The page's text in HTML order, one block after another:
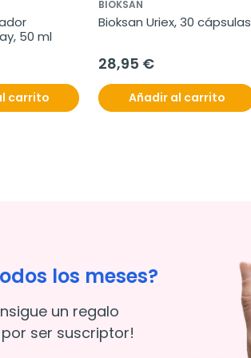
50 ml
carrito
BIOKSAN
Bioksan Uriex, 30 cápsulas
28,95 €
Añadir al carrito
los meses?
un regalo
ser suscriptor!